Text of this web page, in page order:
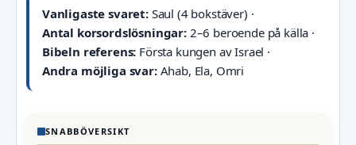
Vanligaste svaret:Saul (4 bokstäver) ·
Antal korsordslösningar:2–6 beroende på källa ·
Bibeln referens: Första kungen av Israel ·
Andra möjliga svar:Ahab, Ela, Omri
SNABBÖVERSIKT